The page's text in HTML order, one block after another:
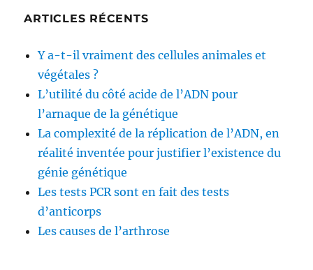
ARTICLES RÉCENTS
Y a-t-il vraiment des cellules animales et
végétales ?
L’utilité du côté acide de l’ADN pour
l’arnaque de la génétique
La complexité de la réplication de l’ADN, en
réalité inventée pour justifier l’existence du
génie génétique
Les tests PCR sont en fait des tests
d’anticorps
Les causes de l’arthrose